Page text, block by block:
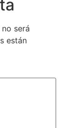
será
están